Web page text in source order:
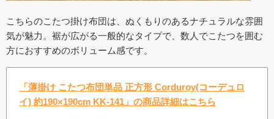
こちらのこたつ掛け布団は、ぬくもりのあるナチュラルな雰囲
気が魅力。裾が広がる一般的なタイプで、数人でこたつを囲む
方におすすめのボリューム感です。
「薄掛け こたつ布団単品 正方形 Corduroy(コーデュロ
イ) 約190×190cm KK-141」の商品詳細はこちら